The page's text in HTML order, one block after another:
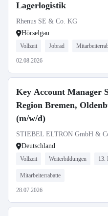
Lagerlogistik
Rhenus SE & Co. KG
Hörselgau
Vollzeit Jobrad
02.08.2026
Key Account Manager
Region Bremen,
(m/w/d)
STIEBEL ELTRON GmbH &
Deutschland
Vollzeit Weiterbildungen 13.
Mitarbeiterrabatte
28.07.2026